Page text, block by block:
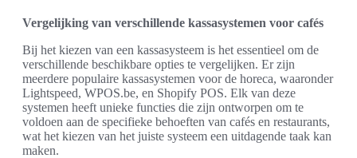
Vergelijking van verschillende kassasystemen voor cafés
Bij het kiezen van een kassasysteem is het essentieel om de
verschillende beschikbare opties te vergelijken. Er zijn
meerdere populaire kassasystemen voor de horeca, waaronder
Lightspeed, WPOS.be, en Shopify POS. Elk van deze
systemen heeft unieke functies die zijn ontworpen om te
voldoen aan de specifieke behoeften van cafés en restaurants,
wat het kiezen van het juiste systeem een uitdagende taak kan
maken.